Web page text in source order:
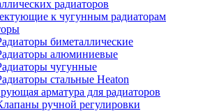
радиаторов
к чугунным радиаторам
биметаллические
алюминиевые
чугунные
стальные Heaton
арматура для радиаторов
ручной регулировки